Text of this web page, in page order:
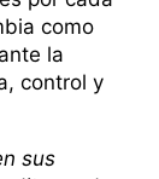
como
la
control y
sus